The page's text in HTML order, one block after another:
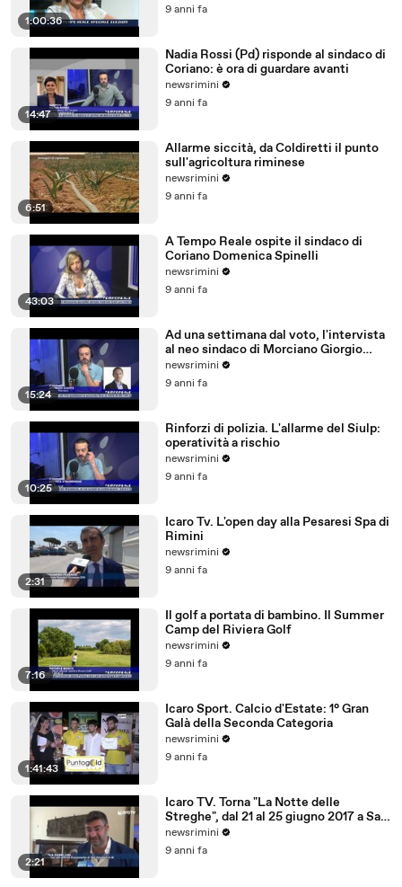
1:00:36
9 anni fa
14:47
Nadia Rossi (Pd) risponde al sindaco di
Coriano: è ora di guardare avanti
newsrimini
9 anni fa
6:51
Allarme siccità, da Coldiretti il punto
sull'agricoltura riminese
newsrimini
9 anni fa
43:03
A Tempo Reale ospite il sindaco di
Coriano Domenica Spinelli
newsrimini
9 anni fa
15:24
Ad una settimana dal voto, l'intervista
al neo sindaco di Morciano Giorgio
Ciotti
newsrimini
9 anni fa
10:25
Rinforzi di polizia. L'allarme del Siulp:
operatività a rischio
newsrimini
9 anni fa
2:31
Icaro Tv. L'open day alla Pesaresi Spa di
Rimini
newsrimini
9 anni fa
7:16
Il golf a portata di bambino. Il Summer
Camp del Riviera Golf
newsrimini
9 anni fa
1:41:43
Icaro Sport. Calcio d'Estate: 1° Gran
Galà della Seconda Categoria
newsrimini
9 anni fa
2:21
Icaro TV. Torna "La Notte delle
Streghe", dal 21 al 25 giugno 2017 a San
Giovanni in M
newsrimini
9 anni fa